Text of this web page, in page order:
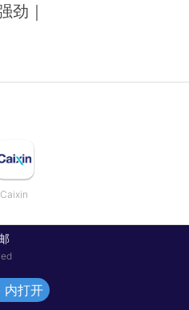
劲｜
Caixin
内打开